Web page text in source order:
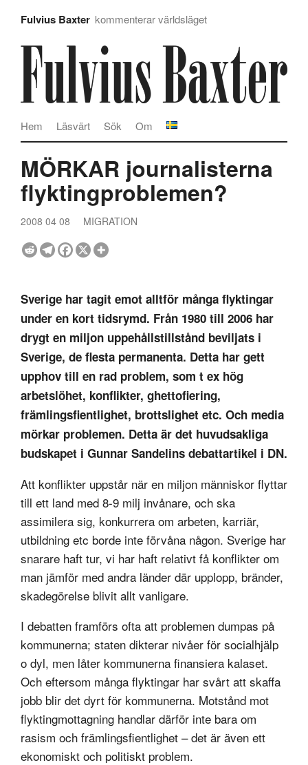
Fulvius Baxter kommenterar världsläget
Om
Sök
Läsvärt
Hem
MÖRKAR journalisterna
flyktingproblemen?
2008 04 08 MIGRATION
Sverige har tagit emot alltför många flyktingar
under en kort tidsrymd. Från 1980 till 2006 har
drygt en miljon uppehållstillstånd beviljats i
Sverige, de flesta permanenta. Detta har gett
upphov till en rad problem, som t ex hög
arbetslöhet, konflikter, ghettofiering,
främlingsfientlighet, brottslighet etc. Och media
mörkar problemen. Detta är det huvudsakliga
budskapet i Gunnar Sandelins debattartikel i DN.
Att konflikter uppstår när en miljon människor flyttar
till ett land med 8-9 milj invånare, och ska
assimilera sig, konkurrera om arbeten, karriär,
utbildning etc borde inte förvåna någon. Sverige har
snarare haft tur, vi har haft relativt få konflikter om
man jämför med andra länder där upplopp, bränder,
skadegörelse blivit allt vanligare.
I debatten framförs ofta att problemen dumpas på
kommunerna; staten dikterar nivåer för socialhjälp
o dyl, men låter kommunerna finansiera kalaset.
Och eftersom många flyktingar har svårt att skaffa
jobb blir det dyrt för kommunerna. Motstånd mot
flyktingmottagning handlar därför inte bara om
rasism och främlingsfientlighet – det är även ett
ekonomiskt och politiskt problem.